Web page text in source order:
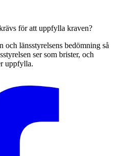
för att uppfylla kraven?
och länsstyrelsens bedömning så
ser som brister, och
uppfylla.